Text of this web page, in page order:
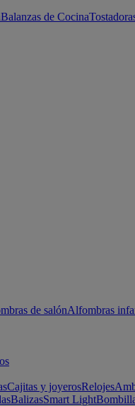
Balanzas de Cocina
de salónAlfombras
Cajitas y joyerosRelojes
BalizasSmart Light